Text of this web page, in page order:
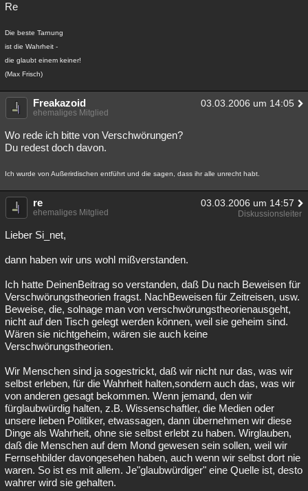
Re
Die beste Tarnung
ist die Wahrheit -
die glaubt einem keiner!
(Max Frisch)
Freakazoid 03.03.2006 um 14:05
ehemaliges Mitglied
Wo rede ich bitte von Verschwörungen?
Du redest doch davon.
Ich wurde von Außerirdischen entführt und die sagen, dass ihr alle unrecht habt.
re 03.03.2006 um 14:57
ehemaliges Mitglied Diskussionsleiter
Lieber Si_net,
dann haben wir uns wohl mißverstanden.
Ich hatte DeinenBeitrag so verstanden, daß Du nach Beweisen für
Verschwörungstheorien fragst. NachBeweisen für Zeitreisen, usw.
Beweise, die, solnage man von verschwörungstheorienausgeht,
nicht auf den Tisch gelegt werden können, weil sie geheim sind.
Wären sie nichtgeheim, wären sie auch keine
Verschwörungstheorien.
Wir Menschen sind ja sogestrickt, daß wir nicht nur das, was wir
selbst erleben, für die Wahrheit halten,sondern auch das, was wir
von anderen gesagt bekommen. Wenn jemand, den wir
fürglaubwürdig halten, z.B. Wissenschaftler, die Medien oder
unsere lieben Politiker, etwassagen, dann übernehmen wir diese
Dinge als Wahrheit, ohne sie selbst erlebt zu haben. Wirglauben,
daß die Menschen auf dem Mond gewesen sein sollen, weil wir
Fernsehbilder davongesehen haben, auch wenn wir selbst dort nie
waren. So ist es mit allem. Je"glaubwürdiger" eine Quelle ist, desto
wahrer wird sie gehalten.